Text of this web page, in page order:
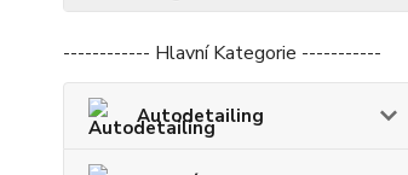
------------ Hlavní Kategorie -----------
Autodetailing